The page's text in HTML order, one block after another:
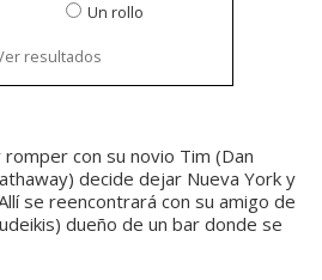
Un rollo
resultados
con su novio Tim (Dan
decide dejar Nueva York y
se reencontrará con su amigo de
dueño de un bar donde se